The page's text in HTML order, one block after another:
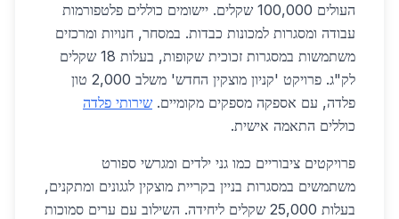
העולים 100,000 שקלים. יישומים כוללים פלטפורמות
עבודה ומסגרות למכונות כבדות. במסחר, חנויות ומרכזים
משתמשות במסגרות זכוכית שקופות, בעלות 18 שקלים
לק"ג. פרויקט 'קניון מוצקין החדש' משלב 2,000 טון
פלדה, עם אספקה מספקים מקומיים. שירותי פלדה
כוללים התאמה אישית.
פרויקטים ציבוריים כמו גני ילדים ומגרשי ספורט
משתמשים במסגרות בניין בקריית מוצקין לגגונים ומתקנים,
בעלות 25,000 שקלים ליחידה. השילוב עם ערים סמוכות